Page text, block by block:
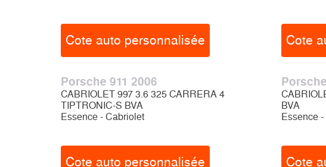
Cote auto personnalisée Cote
Porsche 911 2006
CABRIOLET 997 3.6 325 CARRERA 4
TIPTRONIC-S BVA
Essence - Cabriolet
Cote auto personnalisée
BVA
Essence
Cote